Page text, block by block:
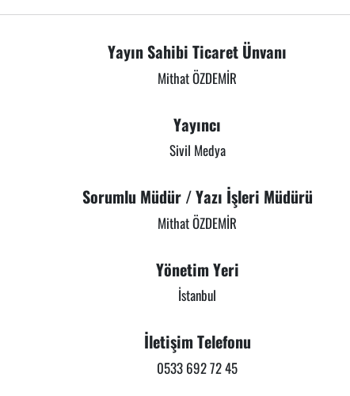
Yayın Sahibi Ticaret Ünvanı
Mithat ÖZDEMİR
Yayıncı
Sivil Medya
Sorumlu Müdür / Yazı İşleri Müdürü
Mithat ÖZDEMİR
Yönetim Yeri
İstanbul
İletişim Telefonu
0533 692 72 45